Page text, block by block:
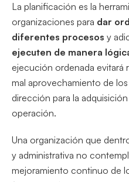
La planificación es la
organizaciones para dar
diferentes procesos y
ejecuten de manera
ejecución ordenada evitará
mal aprovechamiento de
dirección para la
operación.
Una organización que
y administrativa no
mejoramiento continuo de